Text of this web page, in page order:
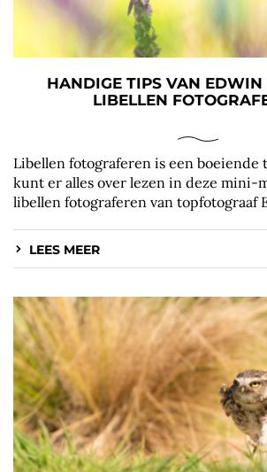
HANDIGE TIPS VAN EDWIN
LIBELLEN
Libellen fotograferen is een boeiende
kunt er alles over lezen in deze mini-
libellen fotograferen van topfotograaf
LEES MEER